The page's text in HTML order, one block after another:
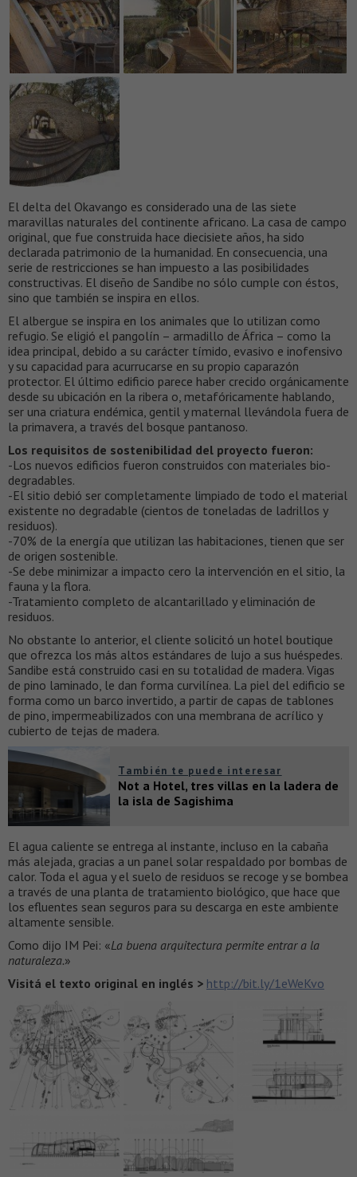
El delta del Okavango es considerado una de las siete
maravillas naturales del continente africano. La casa de campo
original, que fue construida hace diecisiete años, ha sido
declarada patrimonio de la humanidad. En consecuencia, una
serie de restricciones se han impuesto a las posibilidades
constructivas. El diseño de Sandibe no sólo cumple con éstos,
sino que también se inspira en ellos.
El albergue se inspira en los animales que lo utilizan como
refugio. Se eligió el pangolín – armadillo de África – como la
idea principal, debido a su carácter tímido, evasivo e inofensivo
y su capacidad para acurrucarse en su propio caparazón
protector. El último edificio parece haber crecido orgánicamente
desde su ubicación en la ribera o, metafóricamente hablando,
ser una criatura endémica, gentil y maternal llevándola fuera de
la primavera, a través del bosque pantanoso.
Los requisitos de sostenibilidad del proyecto fueron:
-Los nuevos edificios fueron construidos con materiales bio-
degradables.
-El sitio debió ser completamente limpiado de todo el material
existente no degradable (cientos de toneladas de ladrillos y
residuos).
-70% de la energía que utilizan las habitaciones, tienen que ser
de origen sostenible.
-Se debe minimizar a impacto cero la intervención en el sitio, la
fauna y la flora.
-Tratamiento completo de alcantarillado y eliminación de
residuos.
No obstante lo anterior, el cliente solicitó un hotel boutique
que ofrezca los más altos estándares de lujo a sus huéspedes.
Sandibe está construido casi en su totalidad de madera. Vigas
de pino laminado, le dan forma curvilínea. La piel del edificio se
forma como un barco invertido, a partir de capas de tablones
de pino, impermeabilizados con una membrana de acrílico y
cubierto de tejas de madera.
También te puede interesar
Not a Hotel, tres villas en la ladera de
la isla de Sagishima
El agua caliente se entrega al instante, incluso en la cabaña
más alejada, gracias a un panel solar respaldado por bombas de
calor. Toda el agua y el suelo de residuos se recoge y se bombea
a través de una planta de tratamiento biológico, que hace que
los efluentes sean seguros para su descarga en este ambiente
altamente sensible.
Como dijo IM Pei: «La buena arquitectura permite entrar a la
naturaleza.»
Visitá el texto original en inglés > http://bit.ly/1eWeKvo